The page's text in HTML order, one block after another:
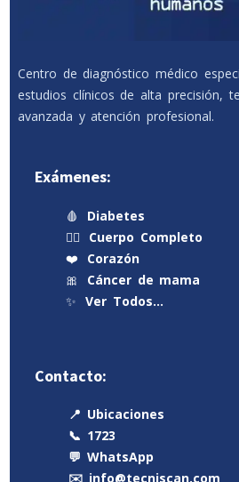
Centro de diagnóstico médico
estudios clínicos de alta precisión,
avanzada y atención profesional.
Exámenes:
🩸
Diabetes
🧍‍♂️
Cuerpo Completo
❤️
Corazón
🎀
Cáncer de mama
✨ Ver Todos…
Contacto:
📍 Ubicaciones
📞 1723
💬 WhatsApp
✉️ info@tecniscan.com